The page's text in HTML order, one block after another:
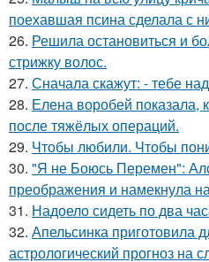
поехавшая псина сделала с
26. Решила остановиться и
стрижку волос.
27. Сначала скажут: - тебе
28. Елена воробей показала,
после тяжёлых операций.
29. Чтобы любили. Чтобы
30. "Я не Боюсь Перемен":
преображения и намекнула
31. Надоело сидеть по два
32. Апельсинка приготовила
астрологический прогноз на